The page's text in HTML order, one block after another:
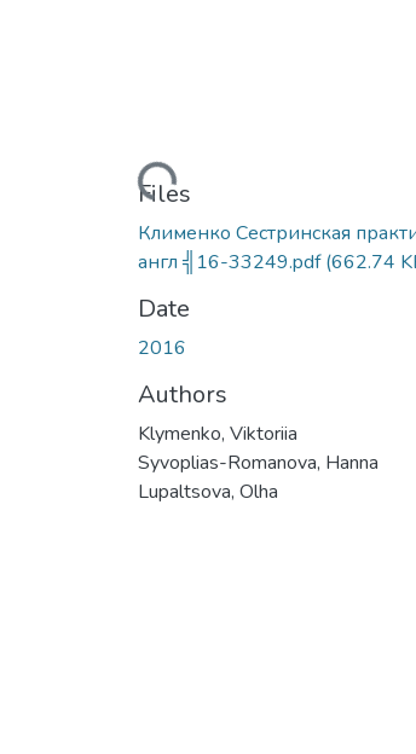
Loading...
Files
Клименко Сестринская
англ ╣16-33249.pdf(662.74
Date
2016
Authors
Klymenko, Viktoriia
Syvoplias-Romanova, Hanna
Lupaltsova, Olha